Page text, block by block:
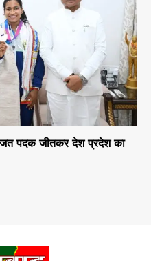
रजत पदक जीतकर देश प्रदेश का